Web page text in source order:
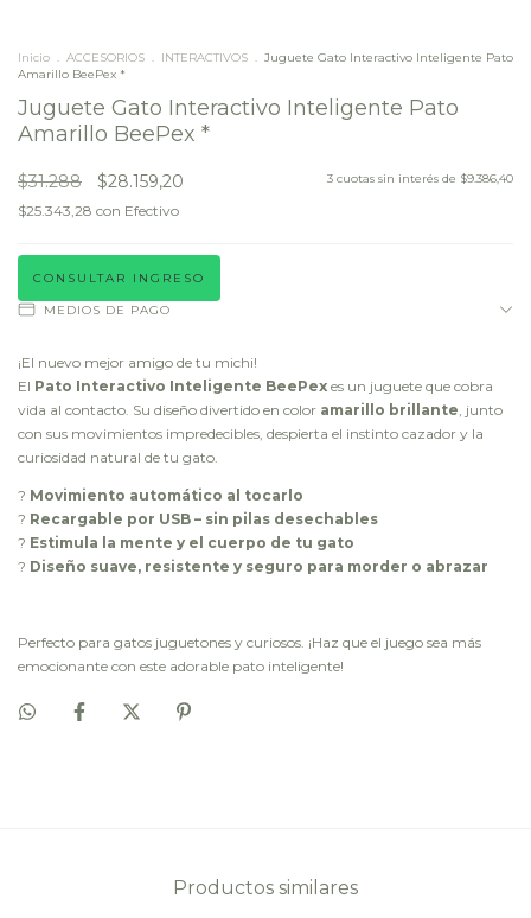
Inicio . ACCESORIOS . INTERACTIVOS . Juguete Gato Interactivo Inteligente Pato
Amarillo BeePex *
Juguete Gato Interactivo Inteligente Pato
Amarillo BeePex *
$31.288 $28.159,20
$25.343,28 con Efectivo
3 cuotas sin interés de $9.386,40
CONSULTAR INGRESO
MEDIOS DE PAGO
¡El nuevo mejor amigo de tu michi!
El Pato Interactivo Inteligente BeePex es un juguete que cobra
vida al contacto. Su diseño divertido en color amarillo brillante, junto
con sus movimientos impredecibles, despierta el instinto cazador y la
curiosidad natural de tu gato.
? Movimiento automático al tocarlo
? Recargable por USB – sin pilas desechables
? Estimula la mente y el cuerpo de tu gato
? Diseño suave, resistente y seguro para morder o abrazar
Perfecto para gatos juguetones y curiosos. ¡Haz que el juego sea más
emocionante con este adorable pato inteligente!
Productos similares